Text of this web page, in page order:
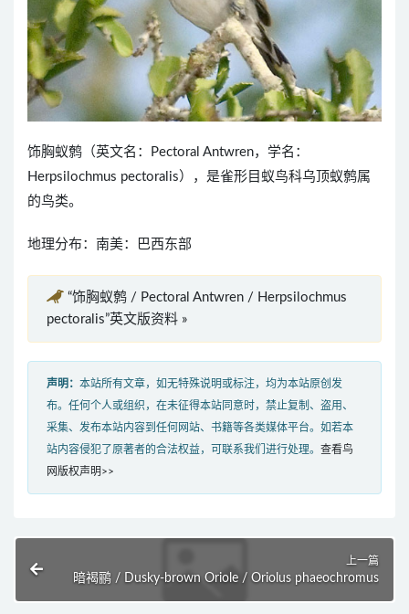
饰胸蚁鹩（英文名：Pectoral Antwren，学名：
Herpsilochmus pectoralis），是雀形目蚁鸟科乌顶蚁鹩属
的鸟类。
地理分布：南美：巴西东部
“饰胸蚁鹩 / Pectoral Antwren / Herpsilochmus
pectoralis”英文版资料 »
声明： 本站所有文章，如无特殊说明或标注，均为本站原创发
布。任何个人或组织，在未征得本站同意时，禁止复制、盗用、
采集、发布本站内容到任何网站、书籍等各类媒体平台。如若本
站内容侵犯了原著者的合法权益，可联系我们进行处理。 查看鸟
网版权声明>>
上一篇
暗褐鹂 / Dusky-brown Oriole / Oriolus phaeochromus